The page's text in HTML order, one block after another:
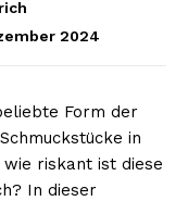
2024
Form der
in
riskant ist diese
In dieser